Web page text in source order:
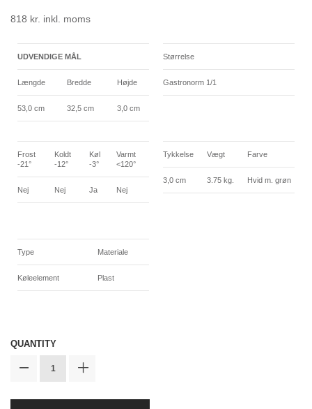
818 kr. inkl. moms
UDVENDIGE MÅL
Længde Bredde Højde
53,0 cm 32,5 cm 3,0 cm
Størrelse
Gastronorm 1/1
Frost
-21°
Koldt
-12°
Køl
-3°
Varmt
<120°
Nej Nej Ja Nej
Tykkelse Vægt Farve
3,0 cm 3.75 kg. Hvid m. grøn
Type Materiale
Køleelement Plast
QUANTITY